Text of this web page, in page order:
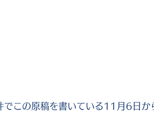
でこの原稿を書いている11月6日